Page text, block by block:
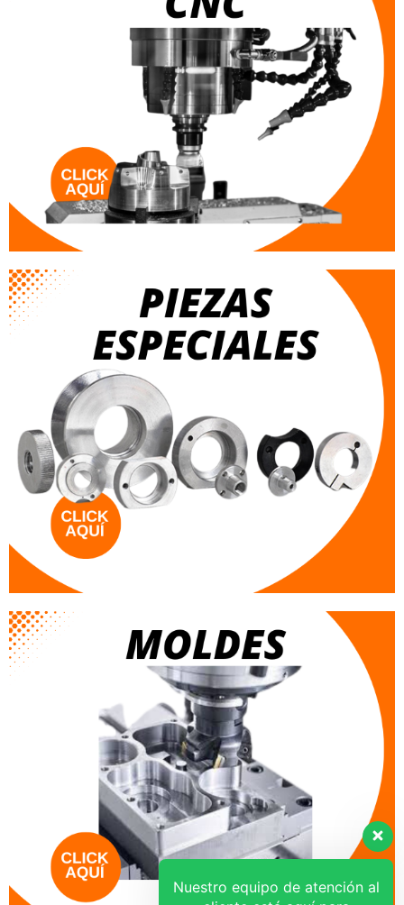
Nuestro equipo de atención al